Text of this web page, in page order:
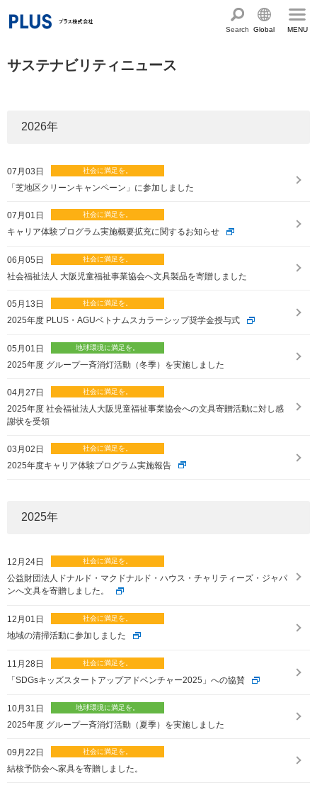
Search Global
English
MENU
製品・サービス情報
閉じる
プラスグループのサステナビリティ
トップメッセージ
コーポレート・ガバナンス
人権の尊重
主な規程・方針、認証取得状況
「新たな働く環境づくり」への挑戦
「地域に根ざした学校づくり」への挑戦
これが私の社会最適
マテリアリティ
働く人に満足を。
地球環境に満足を。
強くしなやかな組織を築く。
サステナビリティ関連データ
数字でわかるプラスグループ
第三者保証
GRIスタンダード対照表
企業情報
閉じる
PLUSのココロ
国内外拠点一覧
沿革・年代別トピックス
電子公告・決算公告
採用
カタログ・サポート
閉じる
カタログ TOP
お問い合わせ
オフィス空間・家具
閉じる
サステナビリティニュース
2026年
07月03日
「芝地区クリーンキャンペーン」に参加しました
07月01日
キャリア体験プログラム実施概要拡充に関するお知らせ
06月05日
社会福祉法人 大阪児童福祉事業協会へ文具製品を寄贈しました
05月13日
2025年度 PLUS・AGUベトナムスカラーシップ奨学金授与式
05月01日
2025年度 グループ一斉消灯活動（冬季）を実施しました
04月27日
2025年度 社会福祉法人大阪児童福祉事業協会への文具寄贈活動に対し感
謝状を受領
03月02日
2025年度キャリア体験プログラム実施報告
2025年
12月24日
公益財団法人ドナルド・マクドナルド・ハウス・チャリティーズ・ジャパ
ンへ文具を寄贈しました。
12月01日
地域の清掃活動に参加しました
11月28日
「SDGsキッズスタートアップアドベンチャー2025」への協賛
10月31日
2025年度 グループ一斉消灯活動（夏季）を実施しました
09月22日
結核予防会へ家具を寄贈しました。